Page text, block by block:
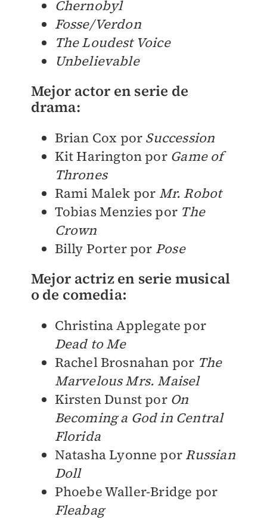
Chernobyl
Fosse/Verdon
The Loudest Voice
Unbelievable
Mejor actor en serie de
drama:
Brian Cox por Succession
Kit Harington por Game of
Thrones
Rami Malek por Mr. Robot
Tobias Menzies por The
Crown
Billy Porter por Pose
Mejor actriz en serie musical
o de comedia:
Christina Applegate por
Dead to Me
Rachel Brosnahan por The
Marvelous Mrs. Maisel
Kirsten Dunst porOn
Becoming a God in Central
Florida
Natasha Lyonne por Russian
Doll
Phoebe Waller-Bridge por
Fleabag